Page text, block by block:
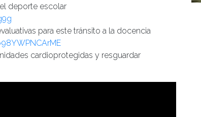
deporte escolar
para este tránsito a la docencia
cardioprotegidas y resguardar